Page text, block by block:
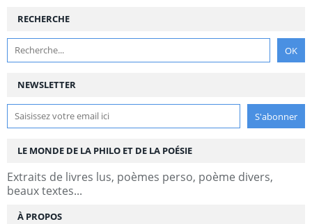
NEWSLETTER
RECHERCHE
LE MONDE DE LA PHILO ET DE LA POÉSIE
Extraits de livres lus, poèmes perso, poème divers,
beaux textes...
À PROPOS